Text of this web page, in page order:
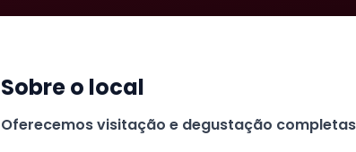
Sobre o local
Oferecemos visitação e degustação